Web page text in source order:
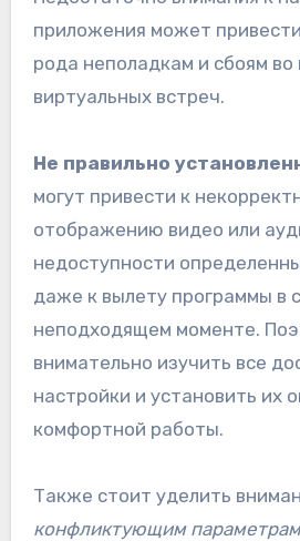
приложения может
рода неполадкам и сбоям во
виртуальных встреч.
Не правильно
могут привести к
отображению видео или
недоступности
даже к вылету программы в
неподходящем моменте.
внимательно изучить все
настройки и установить их
комфортной работы.
Также стоит уделить
конфликтующим параметрам